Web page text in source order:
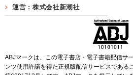
運営：株式会社新潮社
ABJマークは、この電子書店・電子書籍配信サ
ンツ使用許諾を得た正規版配信サービスである